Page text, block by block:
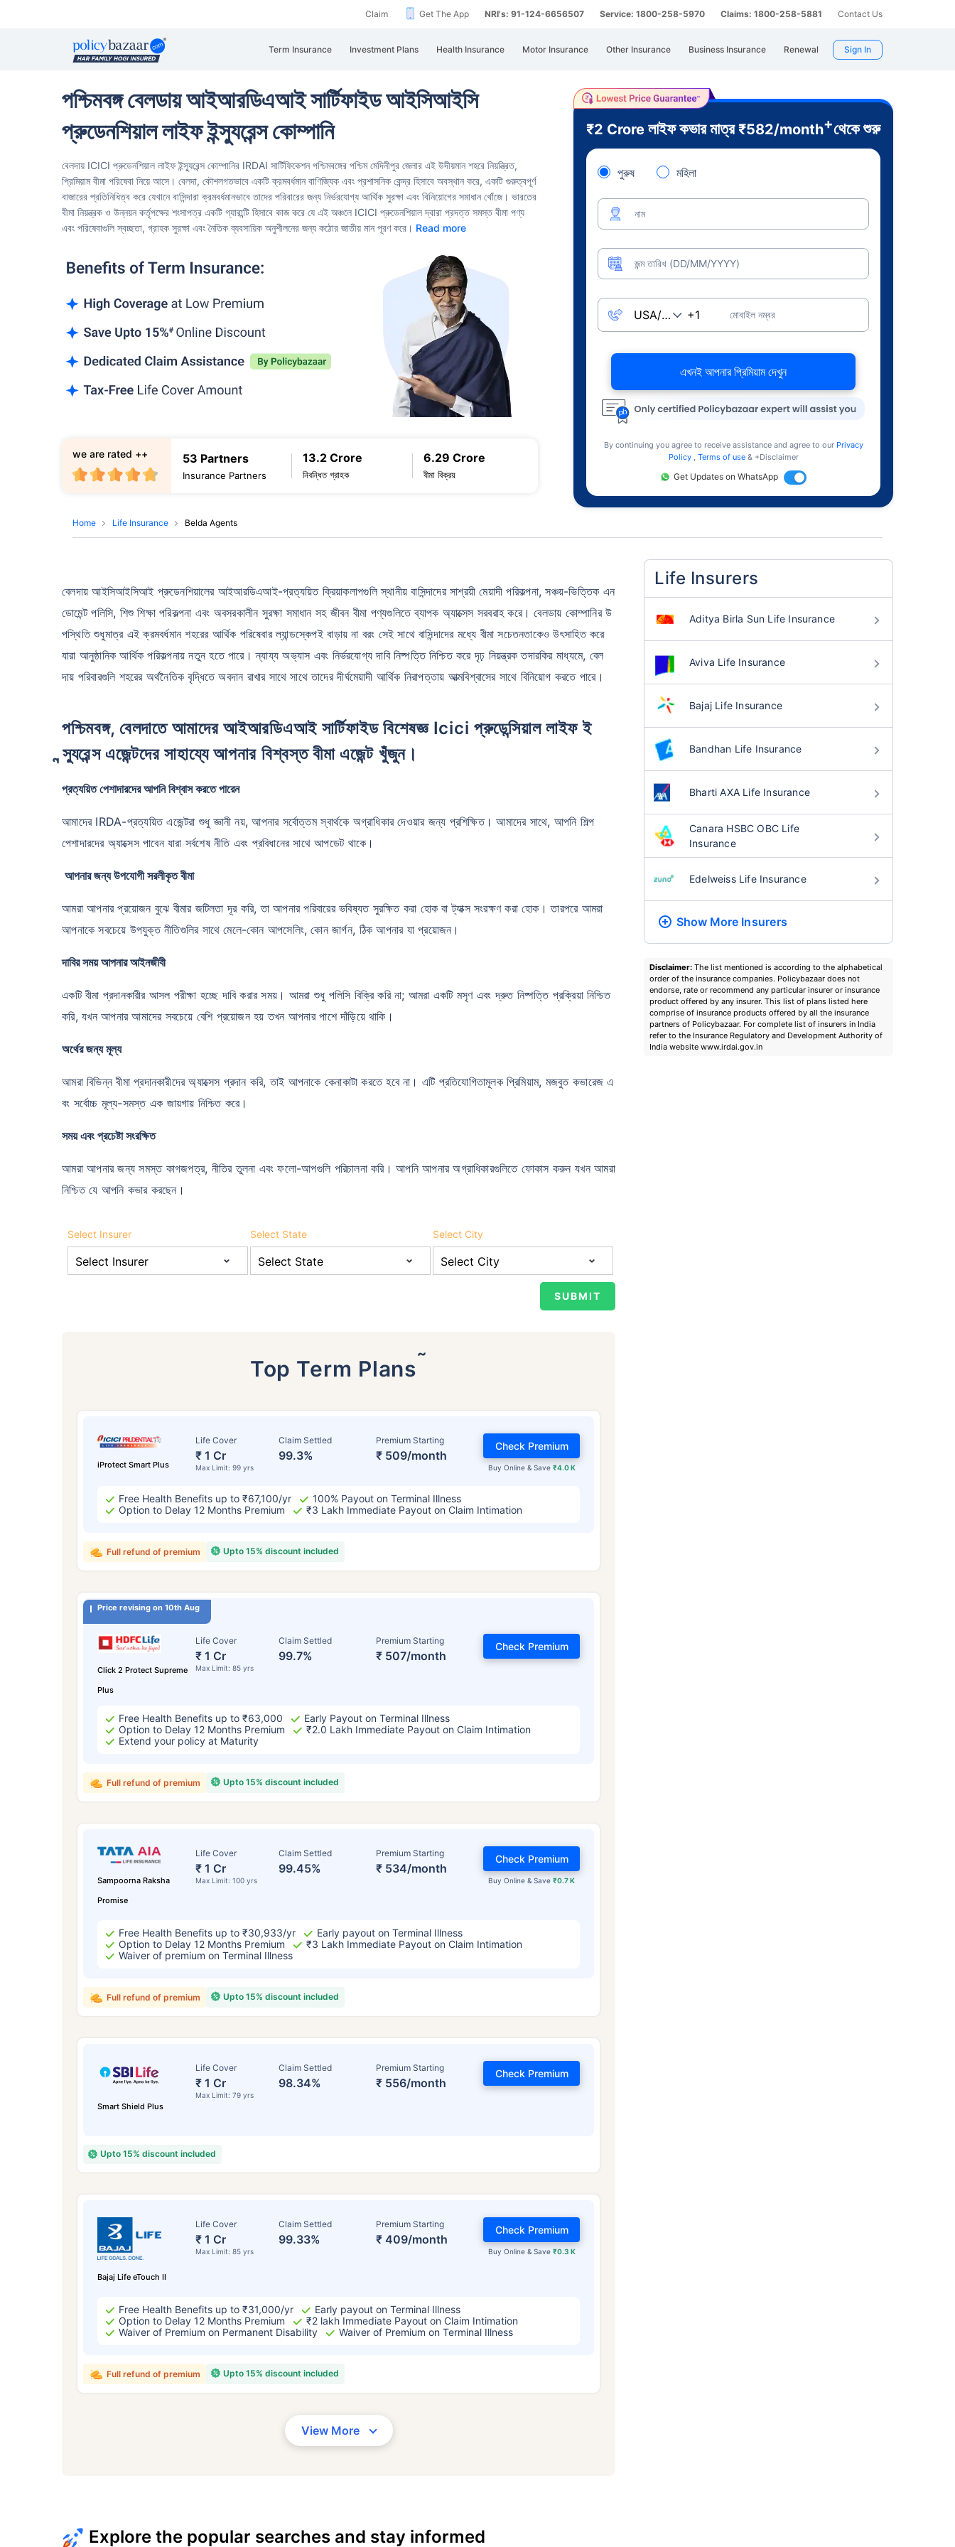
Claim Get The App NRI's: 91-124-6656507 Service: 1800-258-5970 Claims: 1800-258-5881 Contact Us
Term Insurance Investment Plans Health Insurance Motor Insurance Other Insurance Business Insurance Renewal Sign In
পশ্চিমবঙ্গ বেলডায় আইআরডিএআই সার্টিফাইড আইসিআইসি
প্রুডেনশিয়াল লাইফ ইন্স্যুরেন্স কোম্পানি
বেলদায় ICICI প্রুডেনশিয়াল লাইফ ইন্স্যুরেন্স কোম্পানির IRDAI সার্টিফিকেশন পশ্চিমবঙ্গের পশ্চিম মেদিনীপুর জেলার এই উদীয়মান শহরে নিয়ন্ত্রিত,
প্রিমিয়াম বীমা পরিষেবা নিয়ে আসে। বেলদা, কৌশলগতভাবে একটি ক্রমবর্ধমান বাণিজ্যিক এবং প্রশাসনিক কেন্দ্র হিসাবে অবস্থান করে, একটি গুরুত্বপূর্ণ
বাজারের প্রতিনিধিত্ব করে যেখানে বাসিন্দারা ক্রমবর্ধমানভাবে তাদের পরিবারের জন্য নির্ভরযোগ্য আর্থিক সুরক্ষা এবং বিনিয়োগের সমাধান খোঁজে। ভারতের
বীমা নিয়ন্ত্রক ও উন্নয়ন কর্তৃপক্ষের শংসাপত্র একটি গ্যারান্টি হিসাবে কাজ করে যে এই অঞ্চলে ICICI প্রুডেনশিয়াল দ্বারা প্রদত্ত সমস্ত বীমা পণ্য
এবং পরিষেবাগুলি স্বচ্ছতা, গ্রাহক সুরক্ষা এবং নৈতিক ব্যবসায়িক অনুশীলনের জন্য কঠোর জাতীয় মান পূরণ করে। Read more
53 Partners
Insurance Partners
13.2 Crore
নিবন্ধিত গ্রাহক
6.29 Crore
বীমা বিক্রয়
we are rated ++
₹2 Crore লাইফ কভার মাত্র₹582/month+থেকে শুরু
পুরুষ মহিলা
নাম
জন্ম তারিখ (DD/MM/YYYY)
মোবাইল নম্বর
এখনই আপনার প্রিমিয়াম দেখুন
By continuing you agree to receive assistance and agree to our Privacy
Policy
Terms of use & +Disclaimer
Get Updates on WhatsApp
Home Life Insurance Belda Agents
বেলদায় আইসিআইসিআই প্রুডেনশিয়ালের আইআরডিএআই-প্রত্যয়িত ক্রিয়াকলাপগুলি স্থানীয় বাসিন্দাদের সাশ্রয়ী মেয়াদী পরিকল্পনা, সঞ্চয়-ভিত্তিক এন
ডোমেন্ট পলিসি, শিশু শিক্ষা পরিকল্পনা এবং অবসরকালীন সুরক্ষা সমাধান সহ জীবন বীমা পণ্যগুলিতে ব্যাপক অ্যাক্সেস সরবরাহ করে। বেলডায় কোম্পানির উ
পস্থিতি শুধুমাত্র এই ক্রমবর্ধমান শহরের আর্থিক পরিষেবার ল্যান্ডস্কেপই বাড়ায় না বরং সেই সাথে বাসিন্দাদের মধ্যে বীমা সচেতনতাকেও উৎসাহিত করে
যারা আনুষ্ঠানিক আর্থিক পরিকল্পনায় নতুন হতে পারে। ন্যায্য অভ্যাস এবং নির্ভরযোগ্য দাবি নিষ্পত্তি নিশ্চিত করে দৃঢ় নিয়ন্ত্রক তদারকির মাধ্যমে, বেল
দায় পরিবারগুলি শহরের অর্থনৈতিক বৃদ্ধিতে অবদান রাখার সাথে সাথে তাদের দীর্ঘমেয়াদী আর্থিক নিরাপত্তায় আত্মবিশ্বাসের সাথে বিনিয়োগ করতে পারে।
পশ্চিমবঙ্গ, বেলদাতে আমাদের আইআরডিএআই সার্টিফাইড বিশেষজ্ঞ Icici প্রুডেন্সিয়াল লাইফ ই
ন্স্যুরেন্স এজেন্টদের সাহায্যে আপনার বিশ্বস্ত বীমা এজেন্ট খুঁজুন।
প্রত্যয়িত পেশাদারদের আপনি বিশ্বাস করতে পারেন
আমাদের IRDA-প্রত্যয়িত এজেন্টরা শুধু জ্ঞানী নয়, আপনার সর্বোত্তম স্বার্থকে অগ্রাধিকার দেওয়ার জন্য প্রশিক্ষিত। আমাদের সাথে, আপনি শিল্প
পেশাদারদের অ্যাক্সেস পাবেন যারা সর্বশেষ নীতি এবং প্রবিধানের সাথে আপডেট থাকে।
আপনার জন্য উপযোগী সরলীকৃত বীমা
আমরা আপনার প্রয়োজন বুঝে বীমার জটিলতা দূর করি, তা আপনার পরিবারের ভবিষ্যত সুরক্ষিত করা হোক বা ট্যাক্স সংরক্ষণ করা হোক। তারপরে আমরা
আপনাকে সবচেয়ে উপযুক্ত নীতিগুলির সাথে মেলে-কোন আপসেলিং, কোন জার্গন, ঠিক আপনার যা প্রয়োজন।
দাবির সময় আপনার আইনজীবী
একটি বীমা প্রদানকারীর আসল পরীক্ষা হচ্ছে দাবি করার সময়। আমরা শুধু পলিসি বিক্রি করি না; আমরা একটি মসৃণ এবং দ্রুত নিষ্পত্তি প্রক্রিয়া নিশ্চিত
করি, যখন আপনার আমাদের সবচেয়ে বেশি প্রয়োজন হয় তখন আপনার পাশে দাঁড়িয়ে থাকি।
অর্থের জন্য মূল্য
আমরা বিভিন্ন বীমা প্রদানকারীদের অ্যাক্সেস প্রদান করি, তাই আপনাকে কেনাকাটা করতে হবে না। এটি প্রতিযোগিতামূলক প্রিমিয়াম, মজবুত কভারেজ এ
বং সর্বোচ্চ মূল্য-সমস্ত এক জায়গায় নিশ্চিত করে।
সময় এবং প্রচেষ্টা সংরক্ষিত
আমরা আপনার জন্য সমস্ত কাগজপত্র, নীতির তুলনা এবং ফলো-আপগুলি পরিচালনা করি। আপনি আপনার অগ্রাধিকারগুলিতে ফোকাস করুন যখন আমরা
নিশ্চিত যে আপনি কভার করছেন।
Select Insurer Select State Select City
Top Term Plans˜
iProtect Smart Plus
Life Cover
₹ 1 Cr
Max Limit: 99 yrs
Claim Settled
99.3%
Premium Starting
₹ 509/month
Buy Online & Save ₹4.0 K
Check Premium
Free Health Benefits up to ₹67,100/yr
100% Payout on Terminal Illness
Option to Delay 12 Months Premium
₹3 Lakh Immediate Payout on Claim Intimation
Upto 15% discount included
Full refund of premium
Price revising on 10th Aug
Click 2 Protect Supreme
Plus
Life Cover
₹ 1 Cr
Max Limit: 85 yrs
Claim Settled
99.7%
Premium Starting
₹ 507/month
Check Premium
Free Health Benefits up to ₹63,000
Early Payout on Terminal Illness
Option to Delay 12 Months Premium
₹2.0 Lakh Immediate Payout on Claim Intimation
Extend your policy at Maturity
Upto 15% discount included
Full refund of premium
Sampoorna Raksha
Promise
Life Cover
₹ 1 Cr
Max Limit: 100 yrs
Claim Settled
99.45%
Premium Starting
₹ 534/month
Buy Online & Save₹0.7 K
Check Premium
Free Health Benefits up to ₹30,933/yr
Early payout on Terminal Illness
Option to Delay 12 Months Premium
₹3 Lakh Immediate Payout on Claim Intimation
Waiver of premium on Terminal Illness
Upto 15% discount included
Full refund of premium
Smart Shield Plus
Life Cover
₹ 1 Cr
Max Limit: 79 yrs
Claim Settled
98.34%
Premium Starting
₹ 556/month
Check Premium
Upto 15% discount included
Bajaj Life eTouch II
Life Cover
₹ 1 Cr
Max Limit: 85 yrs
Claim Settled
99.33%
Premium Starting
₹ 409/month
Buy Online & Save ₹0.3 K
Check Premium
Free Health Benefits up to ₹31,000/yr
Early payout on Terminal Illness
Option to Delay 12 Months Premium
₹2 lakh Immediate Payout on Claim Intimation
Waiver of Premium on Permanent Disability
Waiver of Premium on Terminal Illness
Upto 15% discount included
Full refund of premium
View More
Life Insurers
Aditya Birla Sun Life Insurance
Aviva Life Insurance
Bajaj Life Insurance
Bandhan Life Insurance
Bharti AXA Life Insurance
Canara HSBC OBC Life
Insurance
Edelweiss Life Insurance
Show More Insurers
Disclaimer: The list mentioned is according to the alphabetical
order of the insurance companies. Policybazaar does not
endorse, rate or recommend any particular insurer or insurance
product offered by any insurer. This list of plans listed here
comprise of insurance products offered by all the insurance
partners of Policybazaar. For complete list of insurers in India
refer to the Insurance Regulatory and Development Authority of
India website www.irdai.gov.in
Explore the popular searches and stay informed
বয়স কীভাবে টার্ম ইন্স্যুরেন্স প্রিমিয়ামকে প্রভাবিত করে
২৪ বছর ৩৪ বছর
আপনার পরিবারের সুরক্ষা মাত্র একটি পদক্ষেপ দূরে
*৪৩৪/মাস হল ১ কোটির টার্ম লাইফ ইন্স্যুরেন্সের শুরুর দাম — ধূমপান না করা, পূর্ব-বিদ্যমান কোনো রোগ নেই এমন ব্যক্তির জন্য, ৩৬ বছর বয়স পর্যন্ত কভার। *₹৬৩০/মাস হল ১ কোটির টার্ম লাইফ ইন্স্যুরেন্সের শুরুর দাম — ধূমপান না করা, পূর্ব-বিদ্যমান
কোনো রোগ নেই এমন ব্যক্তির জন্য, ৪৬ বছর বয়স পর্যন্ত কভার। *₹১,৩৭৬/মাস হল ১ কোটির টার্ম লাইফ ইন্স্যুরেন্সের শুরুর দাম — ধূমপান না করা, পূর্ব-বিদ্যমান কোনো রোগ নেই এমন ব্যক্তির জন্য, ৫৬ বছর বয়স পর্যন্ত কভার।